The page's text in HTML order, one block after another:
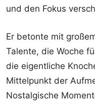
und den Fokus
Er betonte mit
Talente, die Woche
die eigentliche
Mittelpunkt der
Nostalgische